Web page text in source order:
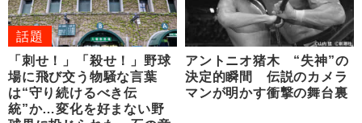
話題
「刺せ！」「殺せ！」野球
場に飛び交う物騒な言葉
は“守り続けるべき伝
統”か…変化を好まない野
アントニオ猪木 “失神”の
決定的瞬間 伝説のカメラ
マンが明かす衝撃の舞台裏